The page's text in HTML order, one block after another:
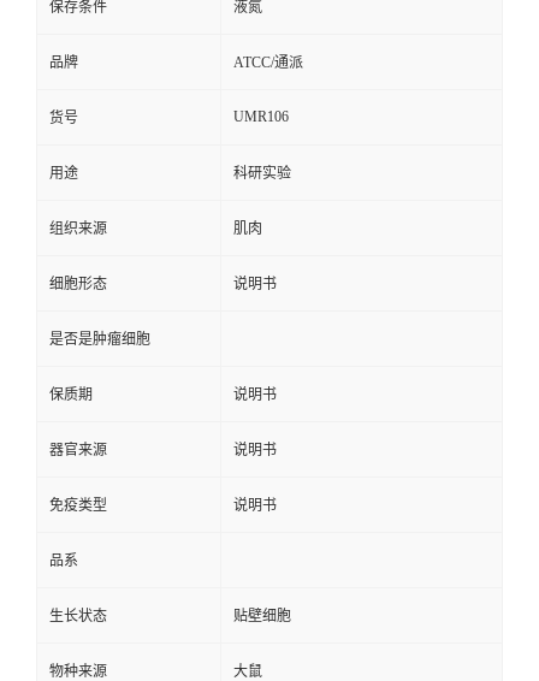
保存条件 液氮
品牌 ATCC/通派
货号 UMR106
用途 科研实验
组织来源 肌肉
细胞形态 说明书
是否是肿瘤细胞
保质期 说明书
器官来源 说明书
免疫类型 说明书
品系
生长状态 贴壁细胞
物种来源 大鼠